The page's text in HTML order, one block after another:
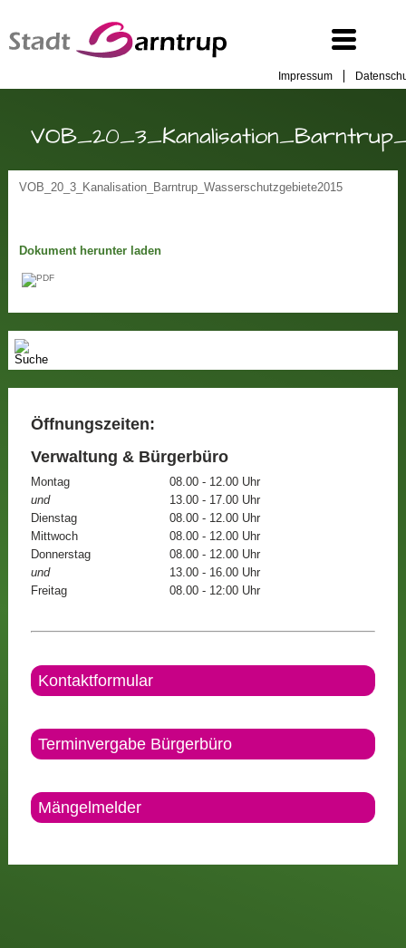
Impressum
VOB_20_3_Kanalisation_Barntrup_Wasserschutzgebiete2015
Dokument herunter laden
Öffnungszeiten:
Verwaltung & Bürgerbüro
Montag
08.00 - 12.00 Uhr
und
13.00 - 17.00 Uhr
Dienstag
08.00 - 12.00 Uhr
Mittwoch
08.00 - 12.00 Uhr
Donnerstag
08.00 - 12.00 Uhr
und
13.00 - 16.00 Uhr
Freitag
08.00 - 12:00 Uhr
Kontaktformular
Terminvergabe Bürgerbüro
Mängelmelder